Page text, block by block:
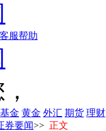
客服帮助
基金 黄金 外汇 期货 理财
券要闻>> 正文